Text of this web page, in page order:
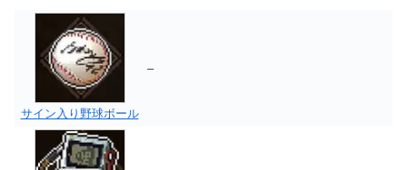
サイン入り野球ボール
–